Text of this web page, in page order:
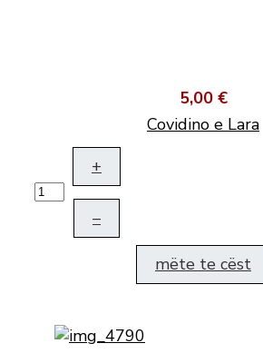
5,00 €
Covidino e Lara
+
–
mëte te cëst